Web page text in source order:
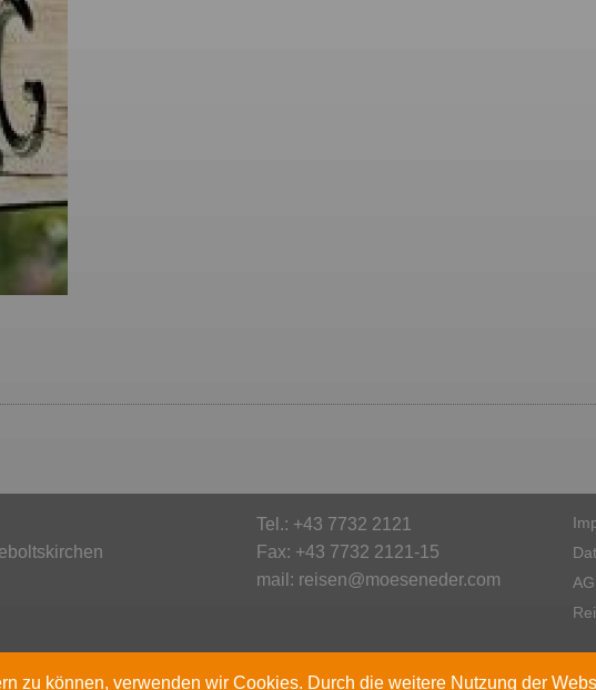
zu können, verwenden wir Cookies. Durch die weitere Nutzung der
Tel.: +43 7732 2121
Fax: +43 7732 2121-15
mail: reisen@moeseneder.com